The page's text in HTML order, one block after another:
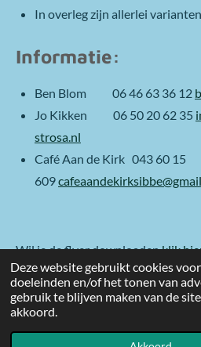
Deze website gebruikt cookies
doeleinden en/of het tonen van
gebruik te blijven maken van de
akkoord.
In overleg zijn allerlei
Informatie:
Ben Blom 06 46 63 36 12
Jo Kikken 06 50 20 62 35
strosa.nl
Café Aan de Kirk 043 60 15
609
Wil je de flyer downloadenklik
meer infoklik hier